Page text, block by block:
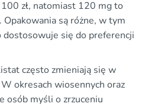
zł, natomiast 120 mg to
są różne, w tym
się do preferencji
często zmieniają się w
okresach wiosennych oraz
osób myśli o zrzuceniu